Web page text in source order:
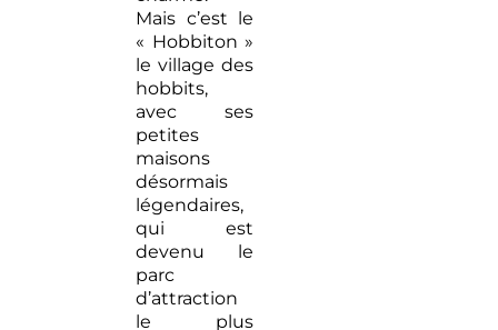
Mais c’est le
« Hobbiton »
le village des
hobbits,
avec ses
petites
maisons
désormais
légendaires,
qui est
devenu le
parc
d’attraction
le plus